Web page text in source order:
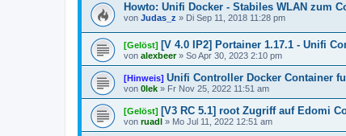
Howto: Unifi Docker - Stabiles WLAN zum
von Judas_z » Di Sep 11, 2018 11:28 pm
[Gelöst] [V 4.0 IP2] Portainer 1.17.1 - Unifi
von alexbeer» So Apr 30, 2023 2:10 pm
[Hinweis] Unifi Controller Docker Container
von 0lek » Fr Nov 25, 2022 11:51 am
[Gelöst] [V3 RC 5.1] root Zugriff auf Edomi
von ruadl » Mo Jul 11, 2022 12:51 am